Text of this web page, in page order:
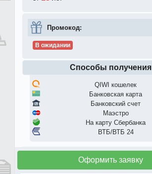
Промокод:
В ожидании
Способы получения
QIWI кошелек
Банковская карта
Банковский счет
Маэстро
На карту Сбербанка
ВТБ/ВТБ 24
Оформить заявку